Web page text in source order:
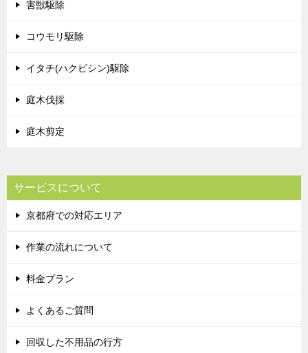
害獣駆除
コウモリ駆除
イタチ(ハクビシン)駆除
庭木伐採
庭木剪定
サービスについて
京都府での対応エリア
作業の流れについて
料金プラン
よくあるご質問
回収した不用品の行方